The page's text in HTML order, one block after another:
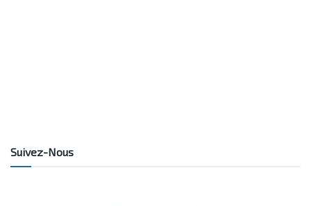
Suivez-Nous